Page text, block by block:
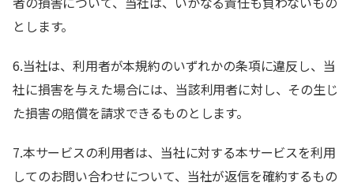
とします。
6.当社は、利用者が本規約のいずれかの条項に違反し、当
社に損害を与えた場合には、当該利用者に対し、その生じ
た損害の賠償を請求できるものとします。
7.本サービスの利用者は、当社に対する本サービスを利用
してのお問い合わせについて、当社が返信を確約するもの